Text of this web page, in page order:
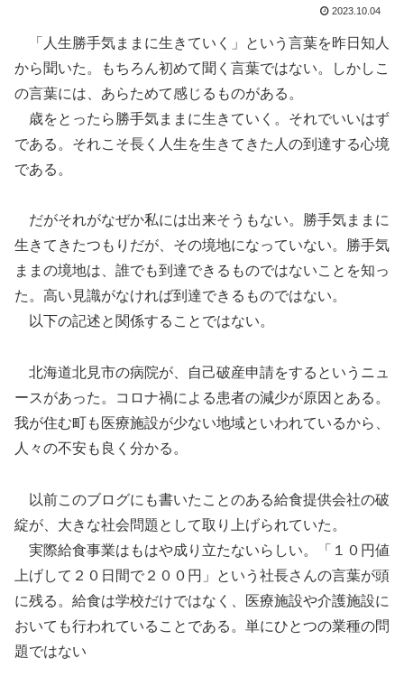
2023.10.04
「人生勝手気ままに生きていく」という言葉を昨日知人
から聞いた。もちろん初めて聞く言葉ではない。しかしこ
の言葉には、あらためて感じるものがある。
歳をとったら勝手気ままに生きていく。それでいいはず
である。それこそ長く人生を生きてきた人の到達する心境
である。
だがそれがなぜか私には出来そうもない。勝手気ままに
生きてきたつもりだが、その境地になっていない。勝手気
ままの境地は、誰でも到達できるものではないことを知っ
た。高い見識がなければ到達できるものではない。
以下の記述と関係することではない。
北海道北見市の病院が、自己破産申請をするというニュ
ースがあった。コロナ禍による患者の減少が原因とある。
我が住む町も医療施設が少ない地域といわれているから、
人々の不安も良く分かる。
以前このブログにも書いたことのある給食提供会社の破
綻が、大きな社会問題として取り上げられていた。
実際給食事業はもはや成り立たないらしい。「１０円値
上げして２０日間で２００円」という社長さんの言葉が頭
に残る。給食は学校だけではなく、医療施設や介護施設に
おいても行われていることである。単にひとつの業種の問
題ではない